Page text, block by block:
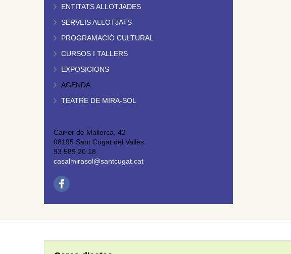
ENTITATS ALLOTJADES
SERVEIS ALLOTJATS
PROGRAMACIÓ CULTURAL
CURSOS I TALLERS
EXPOSICIONS
AGENDA
TEATRE DE MIRA-SOL
Carrer de Mallorca, 42
08195 Sant Cugat del Vallès
93 589 20 18
casalmirasol@santcugat.cat